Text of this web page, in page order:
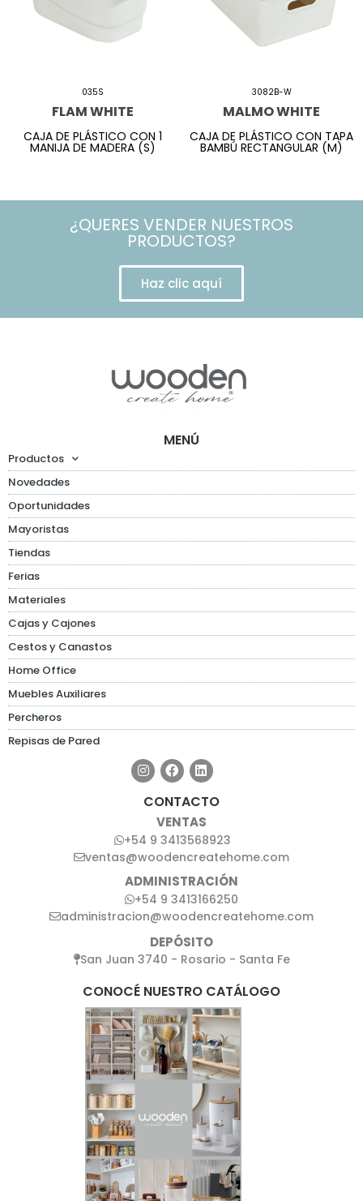
035S
FLAM WHITE
CAJA DE PLÁSTICO CON 1
MANIJA DE MADERA (S)
3082B-W
MALMO WHITE
CAJA DE PLÁSTICO CON TAPA
BAMBÚ RECTANGULAR (M)
¿QUERES VENDER NUESTROS
PRODUCTOS?
Haz clic aquí
MENÚ
Productos
Novedades
Oportunidades
Mayoristas
Tiendas
Ferias
Materiales
Cajas y Cajones
Cestos y Canastos
Home Office
Muebles Auxiliares
Percheros
Repisas de Pared
CONTACTO
VENTAS
+54 9 3413568923
ventas@woodencreatehome.com
ADMINISTRACIÓN
+54 9 3413166250
administracion@woodencreatehome.com
DEPÓSITO
San Juan 3740 - Rosario - Santa Fe
CONOCÉ NUESTRO CATÁLOGO